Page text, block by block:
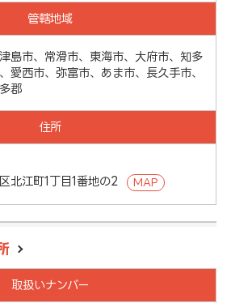
管轄地域
島市、常滑市、東海市、大府市、知多
愛西市、弥富市、あま市、長久手市、
郡
住所
北江町1丁目1番地の2
MAP
取扱いナンバー